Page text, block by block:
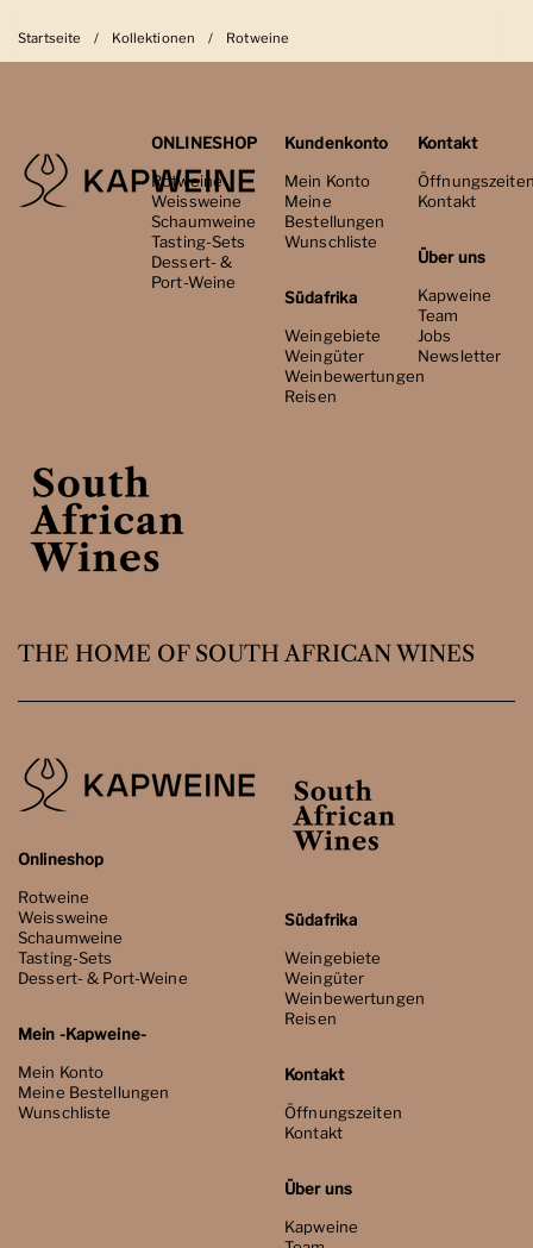
Startseite / Kollektionen / Rotweine
ONLINESHOP
Rotweine
Weissweine
Schaumweine
Tasting-Sets
Dessert- &
Port-Weine
Kundenkonto
Mein Konto
Meine
Bestellungen
Wunschliste
Südafrika
Weingebiete
Weingüter
Weinbewertungen
Reisen
Kontakt
Kontakt
Über uns
Kapweine
Team
Jobs
Newsletter
THE HOME OF SOUTH AFRICAN WINES
Onlineshop
Rotweine
Weissweine
Schaumweine
Tasting-Sets
Dessert- & Port-Weine
Mein -Kapweine-
Mein Konto
Meine Bestellungen
Wunschliste
Südafrika
Weingebiete
Weingüter
Weinbewertungen
Reisen
Kontakt
Öffnungszeiten
Kontakt
Über uns
Kapweine